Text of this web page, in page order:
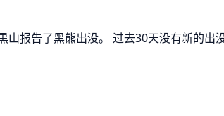
山报告了黑熊出没。 过去30天没有新的